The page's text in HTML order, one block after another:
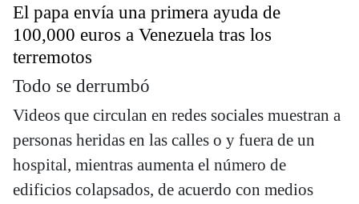
El papa envía una primera ayuda de
100,000 euros a Venezuela tras los
terremotos
Todo se derrumbó
Videos que circulan en redes sociales muestran a
personas heridas en las calles o y fuera de un
hospital, mientras aumenta el número de
edificios colapsados, de acuerdo con medios